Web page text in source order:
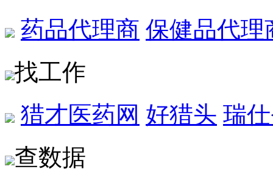
药品代理商 保健品代理
找工作
猎才医药网 好猎头 瑞
查数据